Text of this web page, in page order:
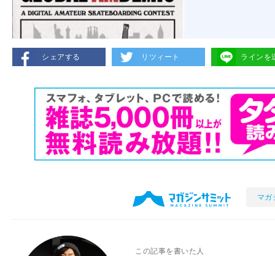
シェアする リツィート ラインを
マガ
この記事を書いた人